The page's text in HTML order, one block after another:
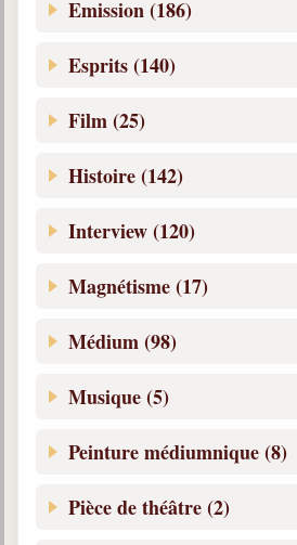
Emission (186)
Esprits (140)
Film (25)
Histoire (142)
Interview (120)
Magnétisme (17)
Médium (98)
Musique (5)
Peinture médiumnique (8)
Pièce de théâtre (2)